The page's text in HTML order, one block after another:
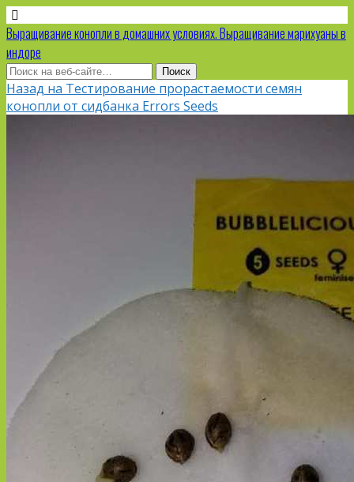
Выращивание конопли в домашних условиях. Выращивание марихуаны в
индоре
Назад на Тестирование прорастаемости семян
конопли от сидбанка Errors Seeds